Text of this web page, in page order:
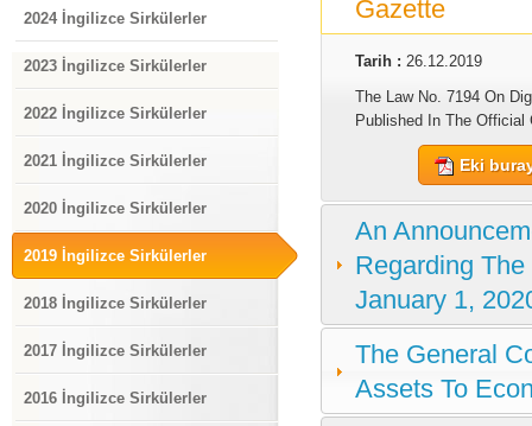
2024 İngilizce Sirkülerler
2023 İngilizce Sirkülerler
2022 İngilizce Sirkülerler
2021 İngilizce Sirkülerler
2020 İngilizce Sirkülerler
2019 İngilizce Sirkülerler
2018 İngilizce Sirkülerler
2017 İngilizce Sirkülerler
2016 İngilizce Sirkülerler
Gazette
Tarih :26.12.2019
The Law No. 7194 On
Published In The Official
Eki
An
Regarding
January 1,
The General
Assets To